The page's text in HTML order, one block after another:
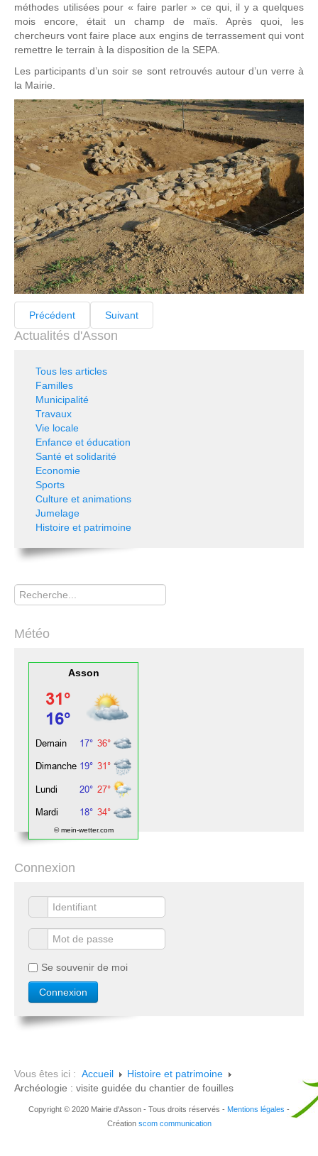
méthodes utilisées pour « faire parler » ce qui, il y a quelques
mois encore, était un champ de maïs. Après quoi, les
chercheurs vont faire place aux engins de terrassement qui vont
remettre le terrain à la disposition de la SEPA.
Les participants d’un soir se sont retrouvés autour d’un verre à
la Mairie.
Précédent Suivant
Actualités d'Asson
Tous les articles
Familles
Municipalité
Travaux
Vie locale
Enfance et éducation
Santé et solidarité
Economie
Sports
Culture et animations
Jumelage
Histoire et patrimoine
Rechercher
Météo
Asson
© mein-wetter.com
Connexion
Se souvenir de moi
Vous êtes ici : Accueil
Histoire et patrimoine
Archéologie : visite guidée du chantier de fouilles
Copyright © 2020 Mairie d'Asson - Tous droits réservés - Mentions légales -
Création scom communication